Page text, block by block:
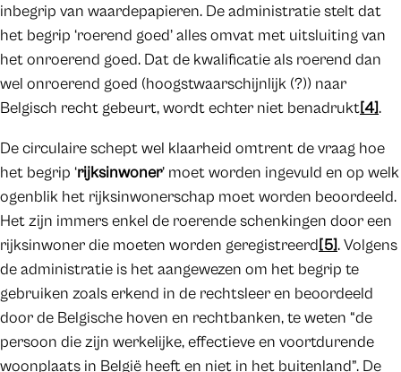
inbegrip van waardepapieren. De administratie stelt dat
het begrip ‘roerend goed’ alles omvat met uitsluiting van
het onroerend goed. Dat de kwalificatie als roerend dan
wel onroerend goed (hoogstwaarschijnlijk (?)) naar
Belgisch recht gebeurt, wordt echter niet benadrukt[4].
De circulaire schept wel klaarheid omtrent de vraag hoe
het begrip ‘rijksinwoner’ moet worden ingevuld en op welk
ogenblik het rijksinwonerschap moet worden beoordeeld.
Het zijn immers enkel de roerende schenkingen door een
rijksinwoner die moeten worden geregistreerd[5]. Volgens
de administratie is het aangewezen om het begrip te
gebruiken zoals erkend in de rechtsleer en beoordeeld
door de Belgische hoven en rechtbanken, te weten “de
persoon die zijn werkelijke, effectieve en voortdurende
woonplaats in België heeft en niet in het buitenland”. De